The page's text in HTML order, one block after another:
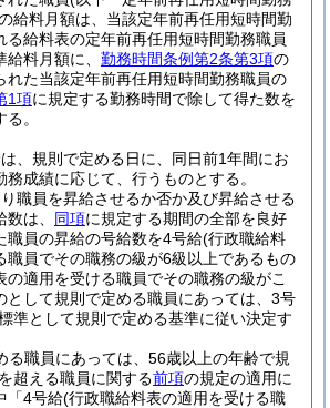
給料月額は、当該定年前再任用短時間勤
る給料表の定年前再任用短時間勤務職員
料月額に、 勤務時間条例第2条第3項の
れた当該定年前再任用短時間勤務職員の
1項に規定する勤務時間で除して得た数を
。
、規則で定める日に、同日前1年間にお
務成績に応じて、行うものとする。
職員を昇給させるか否か及び昇給させる
は、 同項に規定する期間の全部を良好
職員の昇給の号給数を4号給(行政職給料
職員でその職務の級が6級以上であるもの
の適用を受ける職員でその職務の級がこ
として規則で定める職員にあっては、3号
準として規則で定める基準に従い決定す
る職員にあっては、56歳以上の年齢で規
を超える職員に関する前項の規定の適用に
「4号給(行政職給料表の適用を受ける職